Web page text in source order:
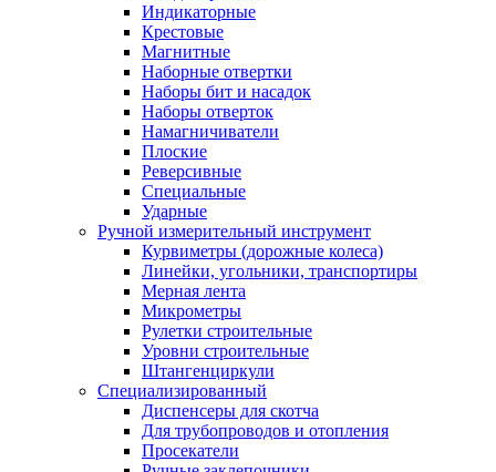
Индикаторные
Крестовые
Магнитные
Наборные отвертки
Наборы бит и насадок
Наборы отверток
Намагничиватели
Плоские
Реверсивные
Специальные
Ударные
Ручной измерительный инструмент
Курвиметры (дорожные колеса)
Линейки, угольники, транспортиры
Мерная лента
Микрометры
Рулетки строительные
Уровни строительные
Штангенциркули
Специализированный
Диспенсеры для скотча
Для трубопроводов и отопления
Просекатели